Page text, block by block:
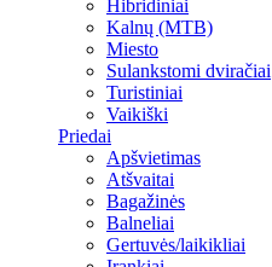
Hibridiniai
Kalnų (MTB)
Miesto
Sulankstomi dviračiai
Turistiniai
Vaikiški
Priedai
Apšvietimas
Atšvaitai
Bagažinės
Balneliai
Gertuvės/laikikliai